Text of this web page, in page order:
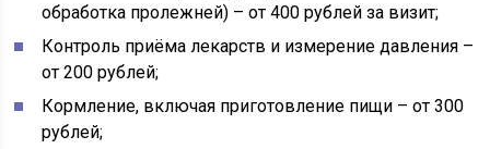
обработка пролежней) – от 400 рублей за визит;
Контроль приёма лекарств и измерение давления –
от 200 рублей;
Кормление, включая приготовление пищи – от 300
рублей;